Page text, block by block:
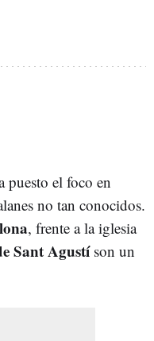
puesto el foco en
no tan conocidos.
, frente a la iglesia
Sant Agustí son un